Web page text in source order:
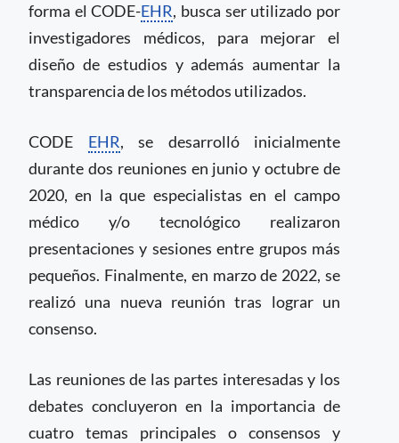
forma el CODE-EHR, busca ser utilizado por
investigadores médicos, para mejorar el
diseño de estudios y además aumentar la
transparencia de los métodos utilizados.
CODE EHR, se desarrolló inicialmente
durante dos reuniones en junio y octubre de
2020, en la que especialistas en el campo
médico y/o tecnológico realizaron
presentaciones y sesiones entre grupos más
pequeños. Finalmente, en marzo de 2022, se
realizó una nueva reunión tras lograr un
consenso.
Las reuniones de las partes interesadas y los
debates concluyeron en la importancia de
cuatro temas principales o consensos y